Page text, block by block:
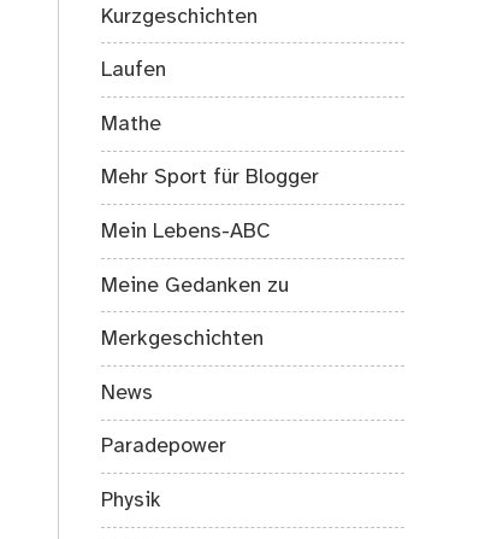
Kurzgeschichten
Laufen
Mathe
Mehr Sport für Blogger
Mein Lebens-ABC
Meine Gedanken zu
Merkgeschichten
News
Paradepower
Physik